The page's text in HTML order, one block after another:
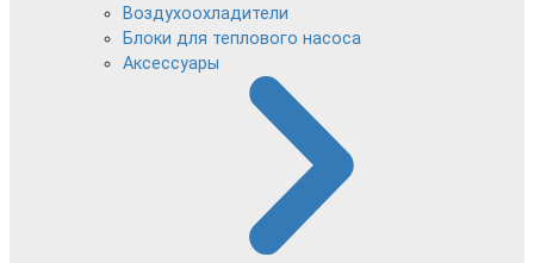
Воздухоохладители
Блоки для теплового насоса
Аксессуары